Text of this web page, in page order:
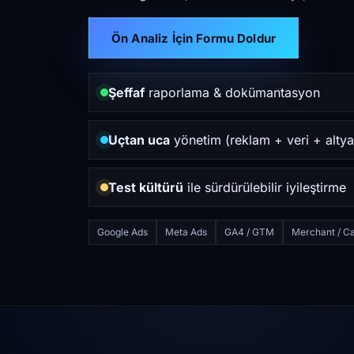
Ön Analiz İçin Formu Doldur
Şeffafraporlama & dokümantasyon
Uçtan uca yönetim (reklam + veri +
Test kültürü ile sürdürülebilir iyileştirme
Google Ads Meta Ads GA4 / GTM Merchant /